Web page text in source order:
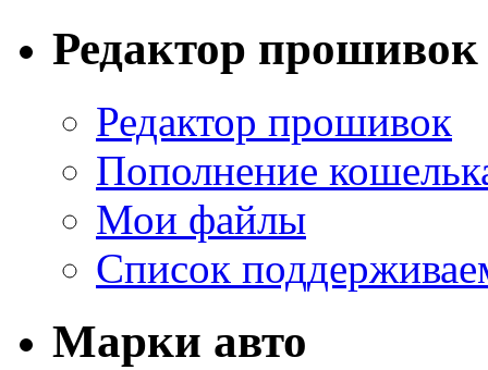
Редактор прошивок
Редактор прошивок
Пополнение
Мои файлы
Список
Марки авто